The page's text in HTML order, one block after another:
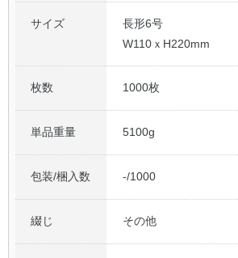
サイズ
長形6号
W110ｘH220mm
枚数 1000枚
単品重量 5100g
包装/梱入数 -/1000
綴じ その他